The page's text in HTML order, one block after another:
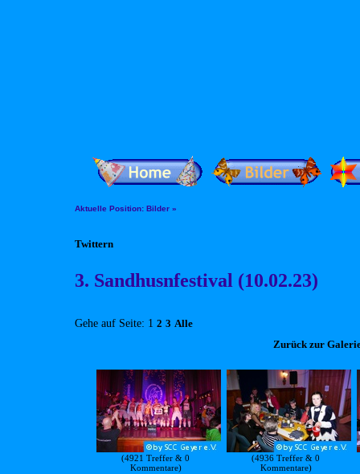
Aktuelle Position: Bilder »
Twittern
3. Sandhusnfestival (10.02.23)
Gehe auf Seite: 1 2 3 Alle
Zurück zur
(4921 Treffer & 0
Kommentare)
(4936 Treffer & 0
Kommentare)